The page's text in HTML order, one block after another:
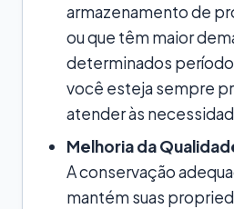
armazenamento de
ou que têm maior
determinados
você esteja sempre
atender às
Melhoria da
A conservação
mantém suas